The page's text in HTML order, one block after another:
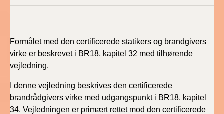
2022)
2022)
BR18 (29/6 - 31/12
BR18 (1/1-29/6
2021)
Formålet med den certificerede statikers og brandgivers
virke er beskrevet i BR18, kapitel 32 med tilhørende
vejledning.
I denne vejledning beskrives den certificerede
brandrådgivers virke med udgangspunkt i BR18, kapitel
34. Vejledningen er primært rettet mod den certificerede